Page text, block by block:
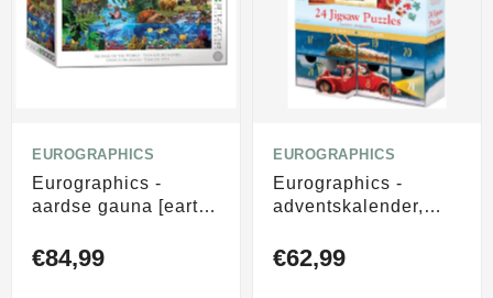
EUROGRAPHICS
Eurographics -
aardse gauna [earth
- 5000 stukjes
101,5×152,5cm (b×h)
€84,99
EUROGRAPHICS
Eurographics -
adventskalender,
[advent calendar,
heffernan christmas]
€62,99